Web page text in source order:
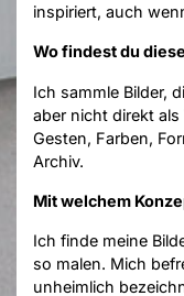
inspiriert, auch
Wo findest du
Ich sammle Bilder,
aber nicht direkt
Gesten, Farben,
Archiv.
Mit welchem
Ich finde meine
so malen. Mich
unheimlich